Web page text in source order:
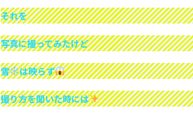
それを
写真に撮ってみたけど
雪 は映らず
撮り方を聞いた時には